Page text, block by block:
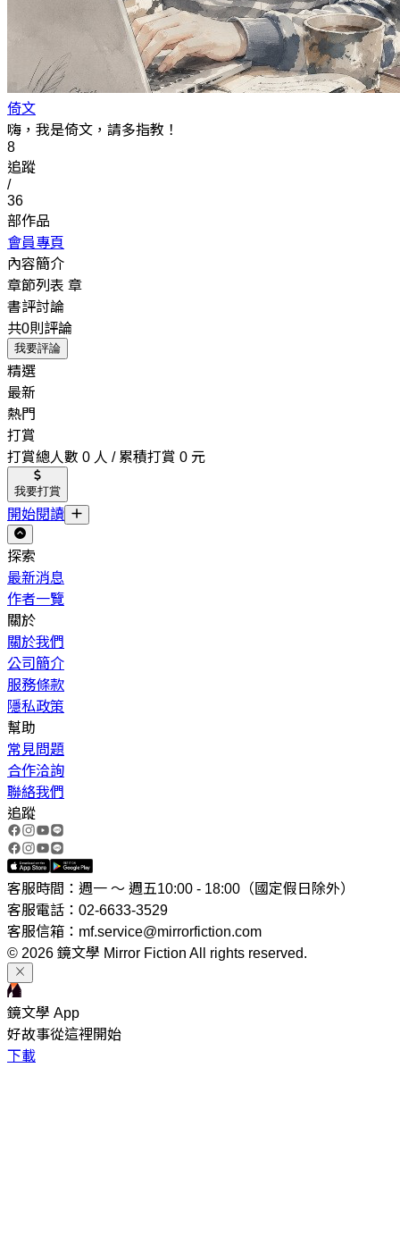
倚文
嗨，我是倚文，請多指教！
8
追蹤
/
36
部作品
會員專頁
內容簡介
章節列表 章
書評討論
共0則評論
我要評論
精選
最新
熱門
打賞
打賞總人數 0 人 / 累積打賞 0 元
我要打賞
開始閱讀
探索
最新消息
作者一覽
關於
關於我們
公司簡介
服務條款
隱私政策
幫助
常見問題
合作洽詢
聯絡我們
追蹤
客服時間：週一 ～ 週五10:00 - 18:00（國定假日除外）
客服電話：02-6633-3529
客服信箱：mf.service@mirrorfiction.com
© 2026 鏡文學 Mirror Fiction All rights reserved.
鏡文學 App
好故事從這裡開始
下載